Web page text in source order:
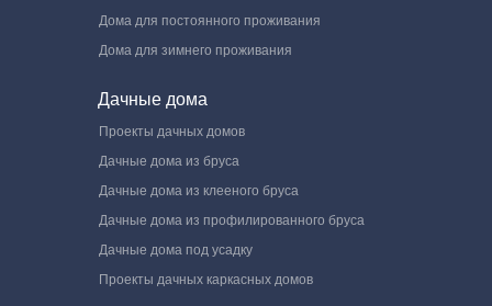
Дома для постоянного проживания
Дома для зимнего проживания
Дачные дома
Проекты дачных домов
Дачные дома из бруса
Дачные дома из клееного бруса
Дачные дома из профилированного бруса
Дачные дома под усадку
Проекты дачных каркасных домов